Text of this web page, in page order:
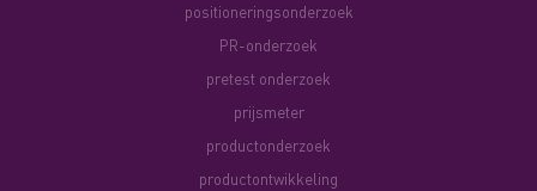
positioneringsonderzoek
PR-onderzoek
pretest onderzoek
prijsmeter
productonderzoek
productontwikkeling